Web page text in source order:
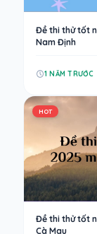
Đề thi thử tốt
Nam Định
1 NĂM TRƯỚC
HOT
Đề thi thử tốt
Cà Mau